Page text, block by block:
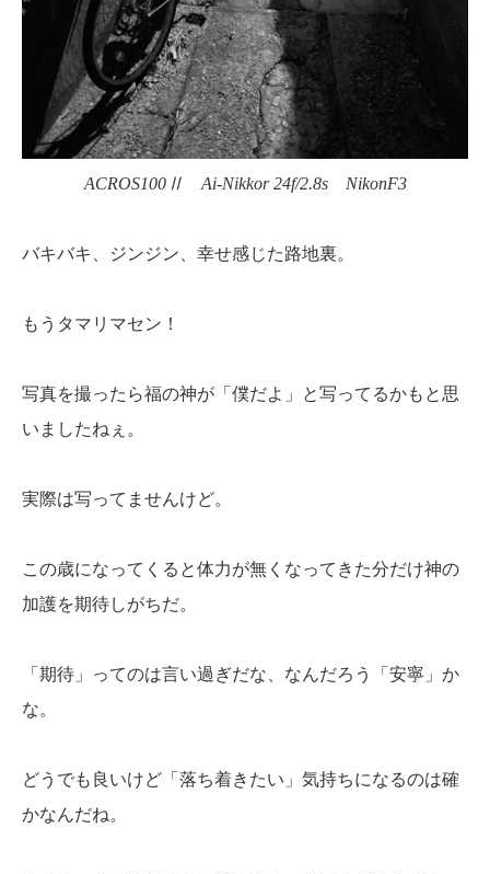
ACROS100Ⅱ Ai-Nikkor 24f/2.8s NikonF3
バキバキ、ジンジン、幸せ感じた路地裏。
もうタマリマセン！
写真を撮ったら福の神が「僕だよ」と写ってるかもと思
いましたねぇ。
実際は写ってませんけど。
この歳になってくると体力が無くなってきた分だけ神の
加護を期待しがちだ。
「期待」ってのは言い過ぎだな、なんだろう「安寧」か
な。
どうでも良いけど「落ち着きたい」気持ちになるのは確
かなんだね。